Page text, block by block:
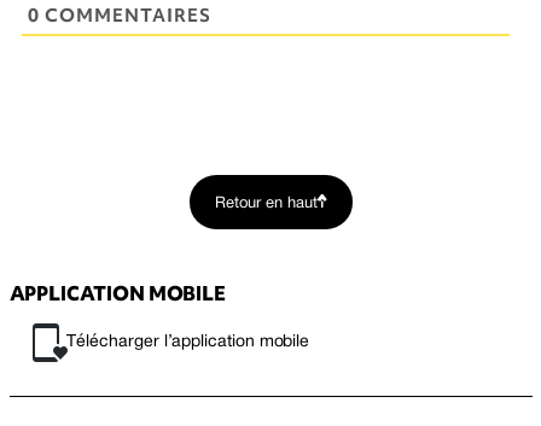
0 COMMENTAIRES
Retour en haut
APPLICATION MOBILE
Télécharger l’application mobile